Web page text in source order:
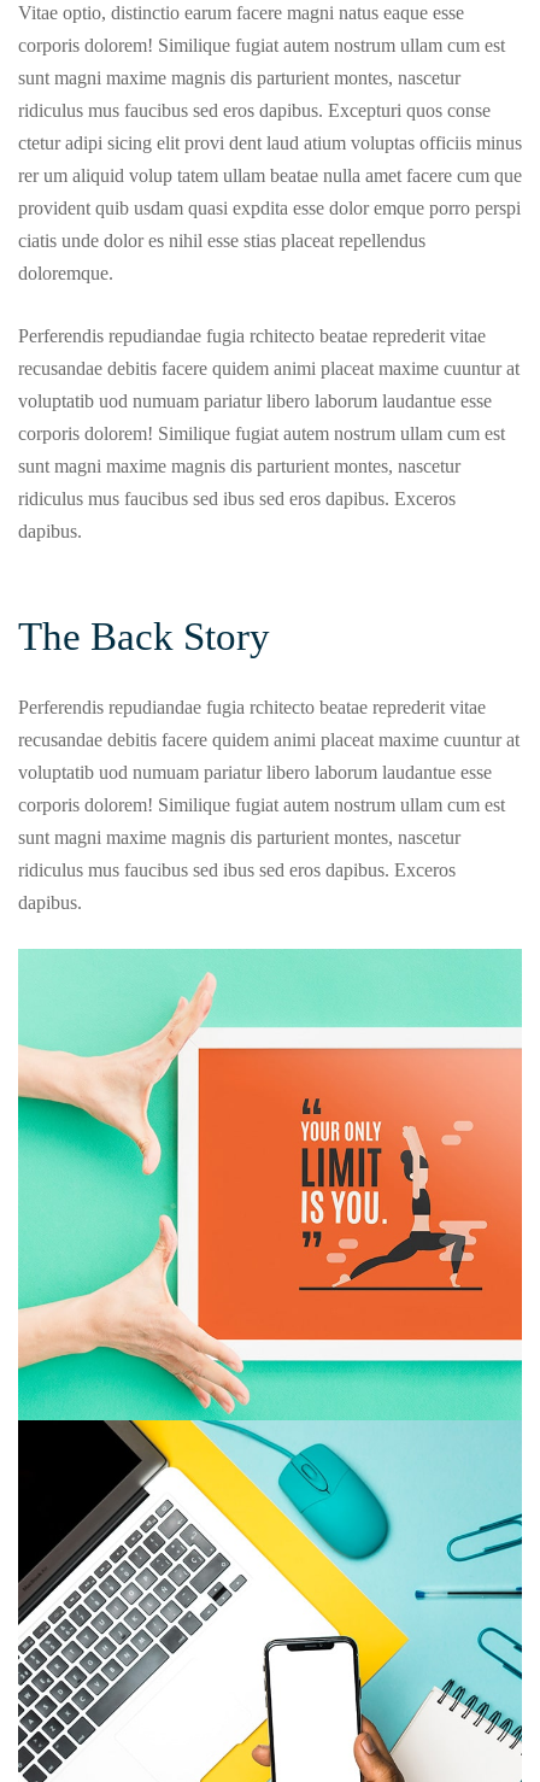
Vitae optio, distinctio earum facere magni natus eaque esse
corporis dolorem! Similique fugiat autem nostrum ullam cum est
sunt magni maxime magnis dis parturient montes, nascetur
ridiculus mus faucibus sed eros dapibus. Excepturi quos conse
ctetur adipi sicing elit provi dent laud atium voluptas officiis minus
rer um aliquid volup tatem ullam beatae nulla amet facere cum que
provident quib usdam quasi expdita esse dolor emque porro perspi
ciatis unde dolor es nihil esse stias placeat repellendus
doloremque.
Perferendis repudiandae fugia rchitecto beatae reprederit vitae
recusandae debitis facere quidem animi placeat maxime cuuntur at
voluptatib uod numuam pariatur libero laborum laudantue esse
corporis dolorem! Similique fugiat autem nostrum ullam cum est
sunt magni maxime magnis dis parturient montes, nascetur
ridiculus mus faucibus sed ibus sed eros dapibus. Exceros
dapibus.
The Back Story
Perferendis repudiandae fugia rchitecto beatae reprederit vitae
recusandae debitis facere quidem animi placeat maxime cuuntur at
voluptatib uod numuam pariatur libero laborum laudantue esse
corporis dolorem! Similique fugiat autem nostrum ullam cum est
sunt magni maxime magnis dis parturient montes, nascetur
ridiculus mus faucibus sed ibus sed eros dapibus. Exceros
dapibus.